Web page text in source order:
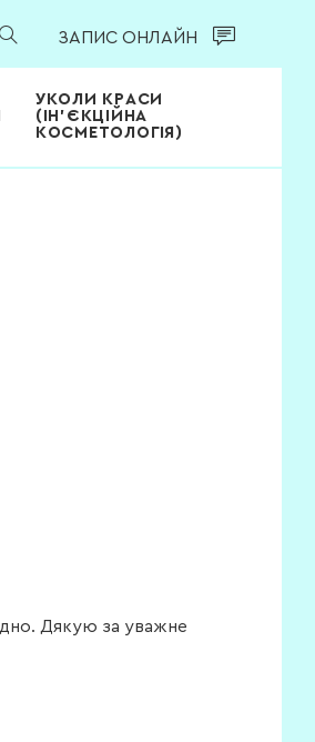
ЗАПИС ОНЛАЙН
УКОЛИ КРАСИ
(ІН'ЄКЦІЙНА
КОСМЕТОЛОГІЯ)
Дякую за уважне